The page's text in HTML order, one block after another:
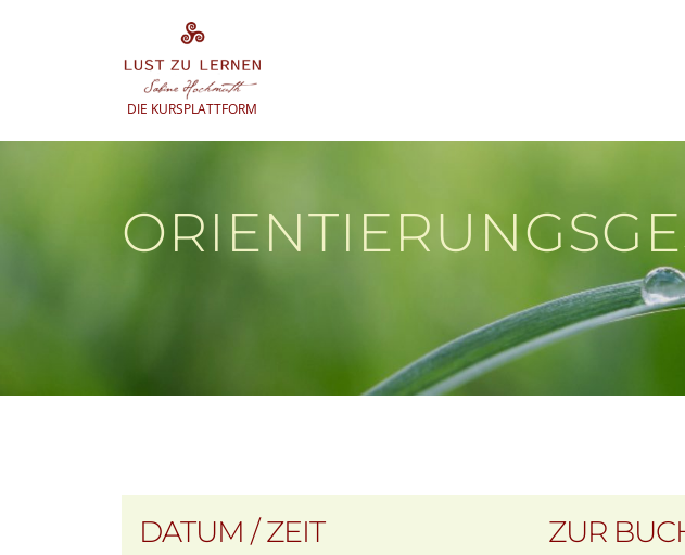
DIE KURSPLATTFORM
DATUM / ZEIT ZUR